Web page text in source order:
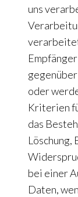
uns
oder
Kriterien
das
Löschung,
bei einer
Daten,